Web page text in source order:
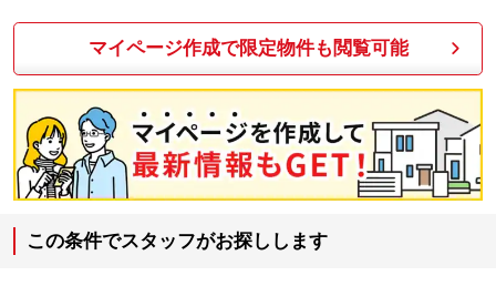
マイページ作成で限定物件も閲覧可能
この条件でスタッフがお探しします